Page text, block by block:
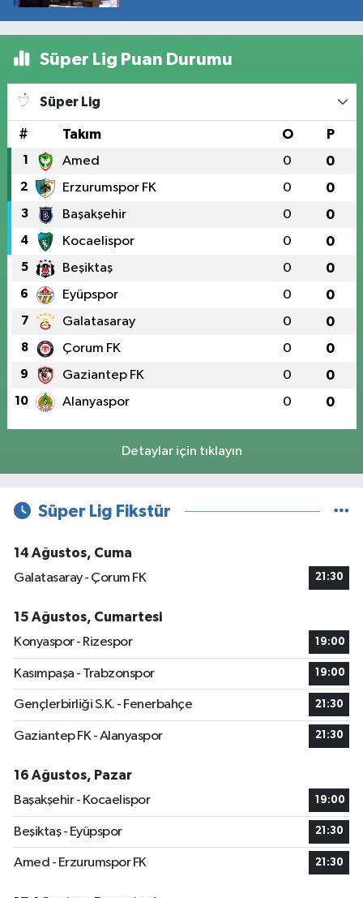
Süper Lig Puan Durumu
Süper Lig
# Takım O P
1 Amed 0 0
2 Erzurumspor FK 0 0
3 Başakşehir 0 0
4 Kocaelispor 0 0
5 Beşiktaş 0 0
6 Eyüpspor 0 0
7 Galatasaray 0 0
8 Çorum FK 0 0
9 Gaziantep FK 0 0
10 Alanyaspor 0 0
Detaylar için tıklayın
Süper Lig Fikstür
14 Ağustos, Cuma
Galatasaray - Çorum FK
21:30
15 Ağustos, Cumartesi
Konyaspor - Rizespor
19:00
Kasımpaşa - Trabzonspor 19:00
Gençlerbirliği S.K. - Fenerbahçe 21:30
Gaziantep FK - Alanyaspor 21:30
16 Ağustos, Pazar
Başakşehir - Kocaelispor
19:00
Beşiktaş - Eyüpspor 21:30
Amed - Erzurumspor FK 21:30